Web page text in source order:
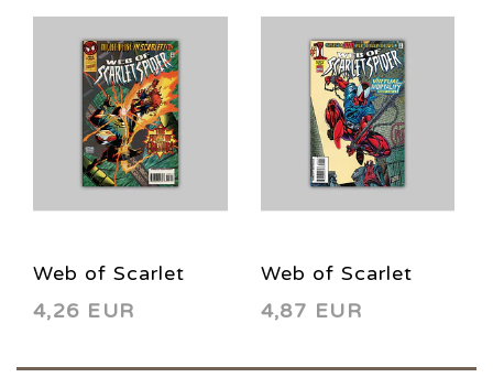
Web of Scarlet
Spider 3 1995
4,26 EUR
Web of Scarlet
Spider 1 1995
4,87 EUR